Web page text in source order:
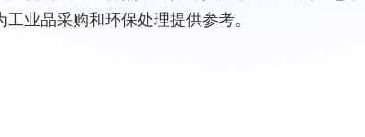
工业品采购和环保处理提供参考。